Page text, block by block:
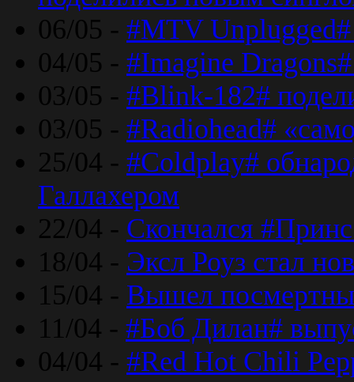
06/05 - #MTV Unplugged#
04/05 - #Imagine
03/05 - #Blink-182#
03/05 - #Radiohead#
25/04 - #Coldplay#
Галлахером
22/04 - Скончался
18/04 - Эксл Роуз стал
15/04 - Вышел
11/04 - #Боб Дилан#
04/04 - #Red Hot Chili